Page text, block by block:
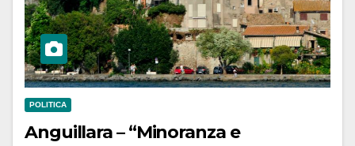
POLITICA
Anguillara – “Minoranza e